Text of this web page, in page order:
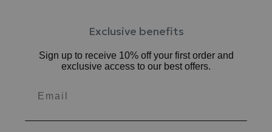
カフェブラウン×ライトグレーソックス
Exclusive benefits
Sign up to receive 10% off your first order and
exclusive access to our best offers.